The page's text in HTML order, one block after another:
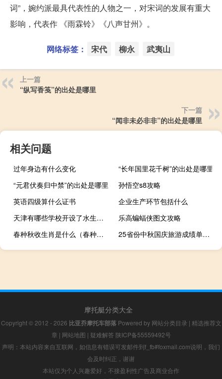
词”，婉约派最具代表性的人物之一，对宋词的发展有重大
影响，代表作 《雨霖铃》《八声甘州》。
网络标签： 宋代 柳永 武夷山
上一篇
“纵写香笺”的出处是哪里
下一篇
“闻非未必非非”的出处是哪里
相关问题
过年身边有什么变化
“长年国里花千树”的出处是哪里
“元君伏奏归中禁”的出处是哪里
孙悟空s8攻略
英语四级算什么证书
企业生产环节包括什么
天津有哪些学校开设了水生动物医学专业
乐高蝙蝠侠图文攻略
春种秋收生肖是什么（春种秋收生肖是什么）
25省份中秋国庆旅游成绩单：河南揽客8480万居首 江苏吸金最多
摩托艇分类大全
Copyright © 2012 - 2026 比亚乔摩托车部落Powered by 网站分类目录 | 精选推荐文
章 | 网站地图 | 疑难解答 陕ICP备55559492号
声明：本站内容来自互联网，如信息有错误可发邮件到f_fb#foxmail.com说明，我们
会及时纠正，谢谢
本站仅为个人兴趣爱好，不接盈利性广告及商业合作